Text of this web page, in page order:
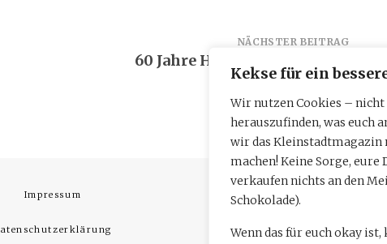
Kekse für ein
Wir nutzen Cookies – nicht
herauszufinden, was euch
wir das Kleinstadtmagazin
machen! Keine Sorge,
verkaufen nichts an den
Schokolade).
Wenn das für euch okay
NÄCHSTER BEITRAG
60 Jahre Handwerk im Salon
Wüstenbecker
Impressum